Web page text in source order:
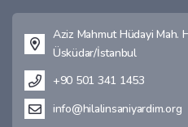
Aziz Mahmut Hüdayi Mah.
Üsküdar/İstanbul
+90 501 341 1453
info@hilalinsaniyardim.org